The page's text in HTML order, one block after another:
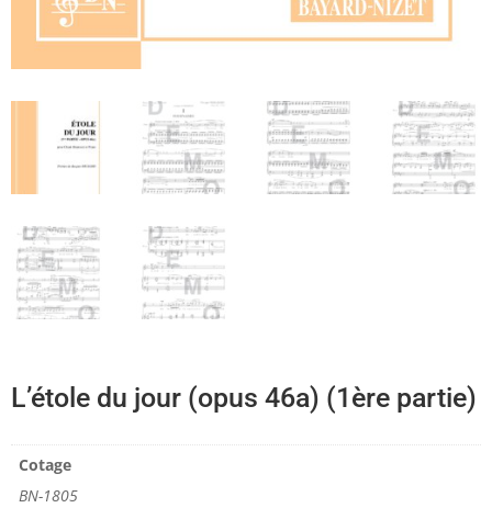
L’étole du jour (opus 46a) (1ère partie)
Cotage
BN-1805